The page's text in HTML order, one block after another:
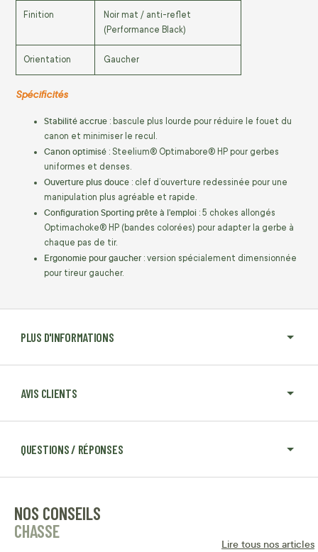
PLUS D'INFORMATIONS
AVIS CLIENTS
QUESTIONS / RÉPONSES
Finition
Noir mat / anti-reflet
(Performance Black)
Orientation Gaucher
Spécificités
Stabilité accrue : bascule plus lourde pour réduire le fouet du
canon et minimiser le recul.
Canon optimisé : Steelium® Optimabore® HP pour gerbes
uniformes et denses.
Ouverture plus douce : clef d’ouverture redessinée pour une
manipulation plus agréable et rapide.
Configuration Sporting prête à l’emploi : 5 chokes allongés
Optimachoke® HP (bandes colorées) pour adapter la gerbe à
chaque pas de tir.
Ergonomie pour gaucher : version spécialement dimensionnée
pour tireur gaucher.
NOS CONSEILS
CHASSE
Lire tous nos articles